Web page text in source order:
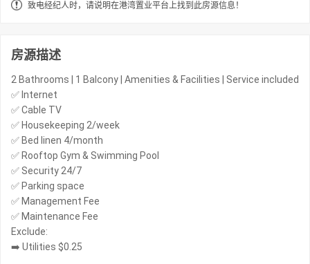
致电经纪人时，请说明在港湾置业平台上找到此房源信息！
房源描述
2 Bathrooms | 1 Balcony | Amenities & Facilities | Service included
✅ Internet
✅ Cable TV
✅ Housekeeping 2/week
✅ Bed linen 4/month
✅ Rooftop Gym & Swimming Pool
✅ Security 24/7
✅ Parking space
✅ Management Fee
✅ Maintenance Fee
Exclude:
➡️ Utilities $0.25